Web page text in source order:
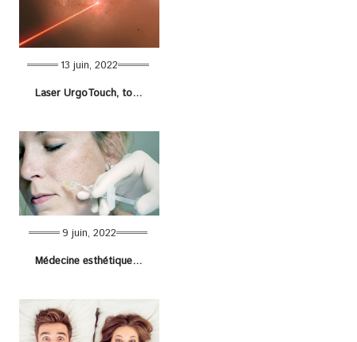
13 juin, 2022
Laser UrgoTouch, tout savoir !
9 juin, 2022
Médecine esthétique : 5 techniques novatrices avec ZÉRO chirurgie !